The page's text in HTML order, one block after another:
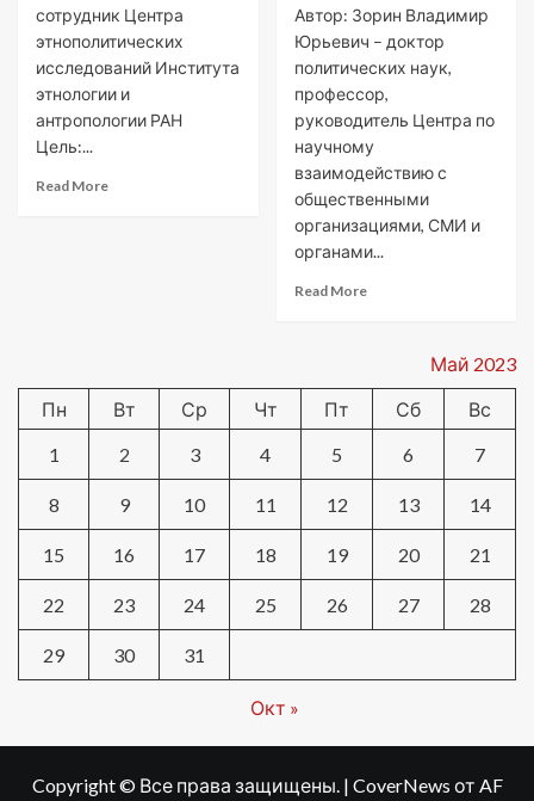
сотрудник Центра
этнополитических
исследований Института
этнологии и
антропологии РАН
Цель:...
Read More
Автор: Зорин Владимир
Юрьевич – доктор
политических наук,
профессор,
руководитель Центра по
научному
взаимодействию с
общественными
организациями, СМИ и
органами...
Read More
Май 2023
Пн
Вт Ср Чт Пт Сб
Вс
1
2 3 4 5 6 7
8 9 10 11 12 13 14
15 16 17 18 19 20 21
22 23 24 25 26 27 28
29 30 31
Окт »
Copyright © Все права защищены. | CoverNews от AF